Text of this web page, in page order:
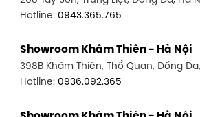
Hotline:0943.365.765
Showroom Khâm Thiên - Hà Nội
398B Khâm Thiên, Thổ Quan, Đống
Hotline:0936.092.365